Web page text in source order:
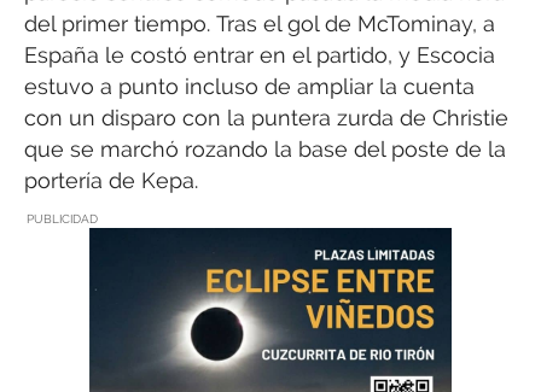
del primer tiempo. Tras el gol de McTominay, a
España le costó entrar en el partido, y Escocia
estuvo a punto incluso de ampliar la cuenta
con un disparo con la puntera zurda de Christie
que se marchó rozando la base del poste de la
portería de Kepa.
PUBLICIDAD